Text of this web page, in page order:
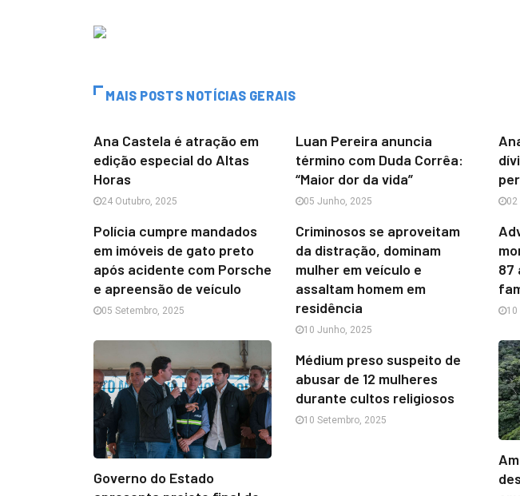
MAIS POSTS NOTÍCIAS GERAIS
Ana Castela é atração em
edição especial do Altas
Horas
24 Outubro, 2025
Luan Pereira anuncia
término com Duda Corrêa:
“Maior dor da vida”
05 Junho, 2025 02
Polícia cumpre mandados
em imóveis de gato preto
após acidente com Porsche
e apreensão de veículo
05 Setembro, 2025
Criminosos se aproveitam
da distração, dominam
mulher em veículo e
assaltam homem em
residência
10 Junho, 2025
87
10
Governo do Estado
Médium preso suspeito de
abusar de 12 mulheres
durante cultos religiosos
10 Setembro, 2025